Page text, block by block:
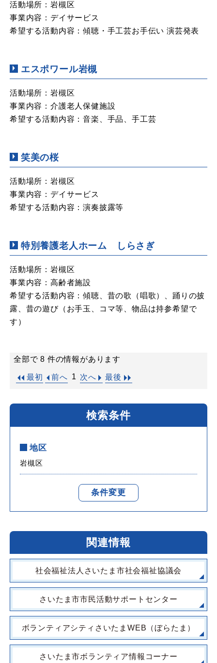
活動場所：岩槻区
事業内容：デイサービス
希望する活動内容：傾聴・手工芸お手伝い 演芸発表
エスポワール岩槻
活動場所：岩槻区
事業内容：介護老人保健施設
希望する活動内容：音楽、手品、手工芸
笑美の桜
活動場所：岩槻区
事業内容：デイサービス
希望する活動内容：演奏披露等
特別養護老人ホーム しらさぎ
活動場所：岩槻区
事業内容：高齢者施設
希望する活動内容：傾聴、昔の歌（唱歌）、踊りの披
露、昔の遊び（お手玉、コマ等、物品は持参希望で
す）
全部で 8 件の情報があります
最初 前へ 1 次へ 最後
検索条件
地区
岩槻区
条件変更
関連情報
社会福祉法人さいたま市社会福祉協議会
さいたま市市民活動サポートセンター
ボランティアシティさいたまWEB（ぼらたま）
さいたま市ボランティア情報コーナー